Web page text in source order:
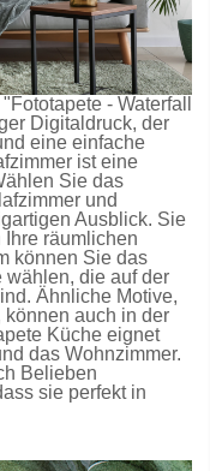
"Fototapete - Waterfall
Digitaldruck, der
eine einfache
ist eine
Sie das
und
Ausblick. Sie
räumlichen
können Sie das
wählen, die auf der
Ähnliche Motive,
auch in der
Küche eignet
das Wohnzimmer.
Belieben
sie perfekt in